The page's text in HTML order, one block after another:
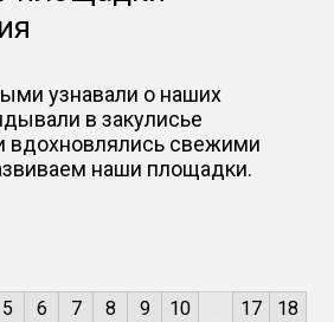
узнавали о наших
в закулисье
вдохновлялись свежими
наши площадки.
5 6 7 8 9 10 17 18